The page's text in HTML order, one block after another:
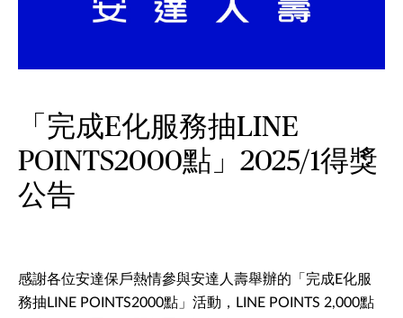
「完成E化服務抽LINE
POINTS2000點」2025/1得獎
公告
感謝各位安達保戶熱情參與安達人壽舉辦的「完成E化服
務抽LINE POINTS2000點」活動，LINE POINTS 2,000點